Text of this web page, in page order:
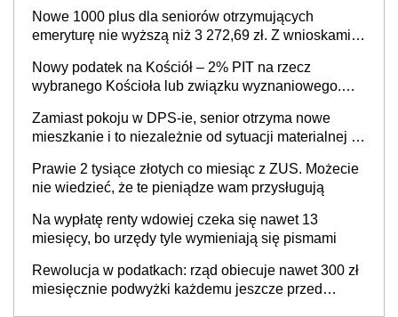
Nowe 1000 plus dla seniorów otrzymujących
emeryturę nie wyższą niż 3 272,69 zł. Z wnioskami
nie otrzymają
Nowy podatek na Kościół – 2% PIT na rzecz
wybranego Kościoła lub związku wyznaniowego.
finansowania
Zamiast pokoju w DPS-ie, senior otrzyma nowe
mieszkanie i to niezależnie od sytuacji materialnej –
roku życia
Prawie 2 tysiące złotych co miesiąc z ZUS. Możecie
nie wiedzieć, że te pieniądze wam przysługują
Na wypłatę renty wdowiej czeka się nawet 13
miesięcy, bo urzędy tyle wymieniają się pismami
Rewolucja w podatkach: rząd obiecuje nawet 300 zł
miesięcznie podwyżki każdemu jeszcze przed